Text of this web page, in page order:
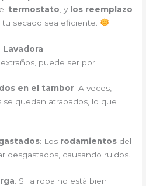
termostato , y los reemplazo
tu secado sea eficiente.
Lavadora
puede ser por:
en el tambor: A veces,
quedan atrapados, lo que
: Los rodamientos del
desgastados, causando ruidos.
: Si la ropa no está bien